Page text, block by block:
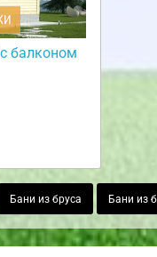
балконом
Бани из бруса Бани из